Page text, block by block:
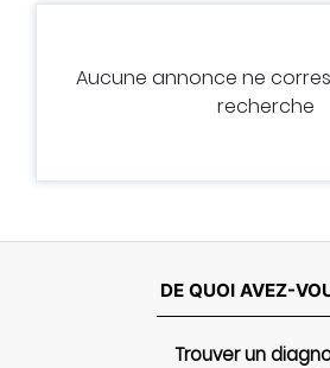
Aucune annonce ne
recherche
DE QUOI AVEZ-
Trouver un